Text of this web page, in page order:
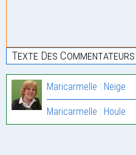
Texte Des Commentateurs
Maricarmelle : Neige
Maricarmelle : Houle